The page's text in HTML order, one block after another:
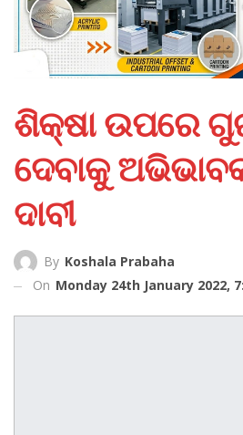
ଶିକ୍ଷା ଉପରେ
ଦେବାକୁ
ଦାବୀ
By Koshala Prabaha
On Monday 24th January 2022,